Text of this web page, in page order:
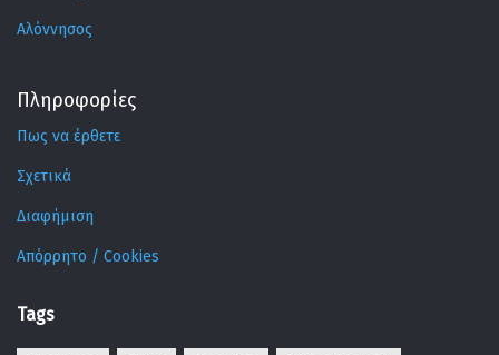
Αλόννησος
Πληροφορίες
Πως να έρθετε
Σχετικά
Διαφήμιση
Απόρρητο / Cookies
Tags